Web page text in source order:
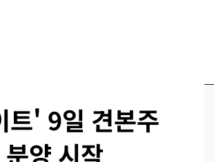
트' 9일 견본주
양 시작